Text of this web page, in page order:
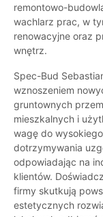
remontowo-
wachlarz prac, w
renowacyjne oraz
wnętrz.
Spec-Bud
wznoszeniem
gruntownych
mieszkalnych i
wagę do
dotrzymywania
odpowiadając na
klientów.
firmy skutkują
estetycznych